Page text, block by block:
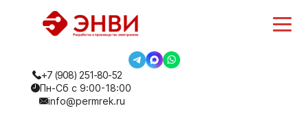
+7 (908) 251-80-52
Пн-Сб с 9:00-18:00
info@permrek.ru